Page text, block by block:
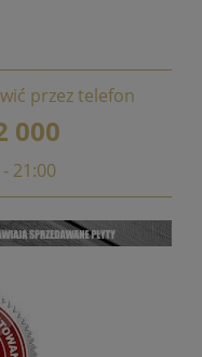
przez telefon
000
21:00